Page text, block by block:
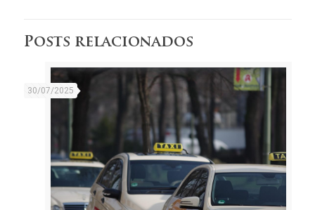
Posts relacionados
30/07/2025